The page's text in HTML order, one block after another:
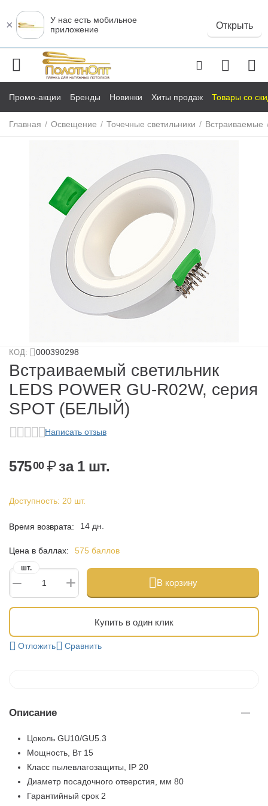
×
У нас есть мобильное
приложение
Открыть
Промо-акции Бренды Новинки Хиты продаж Товары со
Главная / Освещение / Точечные светильники / Встраиваемые
КОД: 000390298
Встраиваемый светильник
LEDS POWER GU-R02W, серия
SPOT (БЕЛЫЙ)
Написать отзыв
57500 ₽за 1 шт.
Доступность: 20 шт.
Время возврата: 14 дн.
Цена в баллах: 575 баллов
+
−
шт.
В корзину
Купить в один клик
Отложить Сравнить
Описание
Цоколь GU10/GU5.3
Мощность, Вт 15
Класс пылевлагозащиты, IP 20
Диаметр посадочного отверстия, мм 80
Гарантийный срок 2